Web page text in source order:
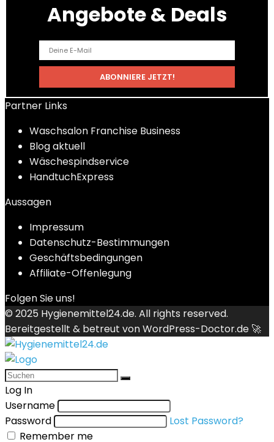
Angebote & Deals
Partner Links
Waschsalon Franchise Business
Blog aktuell
Wäschespindservice
HandtuchExpress
Aussagen
Impressum
Datenschutz-Bestimmungen
Geschäftsbedingungen
Affiliate-Offenlegung
Folgen Sie uns!
© 2025 Hygienemittel24.de. All rights reserved.
Bereitgestellt & betreut vonWordPress-Doctor.de 🚀
Log In
Username
Password
Lost Password?
Remember me